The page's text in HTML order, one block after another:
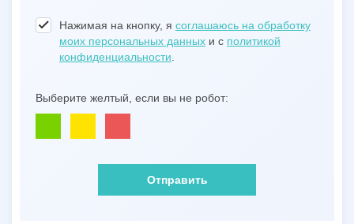
Нажимая на кнопку, я соглашаюсь на обработку
моих персональных данных и с политикой
конфиденциальности
Выберите желтый, если вы не робот:
Отправить